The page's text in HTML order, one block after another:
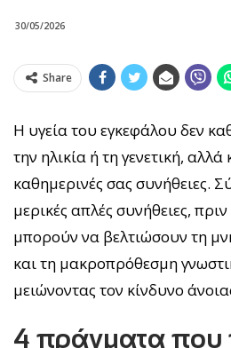
30/05/2026
Share
Η υγεία του εγκεφάλου δεν
την ηλικία ή τη γενετική, αλλά
καθημερινές σας συνήθειες.
μερικές απλές συνήθειες,
μπορούν να βελτιώσουν τη
και τη μακροπρόθεσμη
μειώνοντας τον κίνδυνο
4 πράγματα που